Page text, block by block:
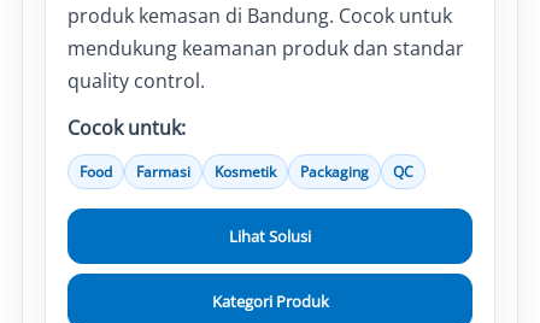
produk kemasan di Bandung. Cocok untuk
mendukung keamanan produk dan standar
quality control.
Cocok untuk:
Food Farmasi Kosmetik Packaging QC
Lihat Solusi
Kategori Produk